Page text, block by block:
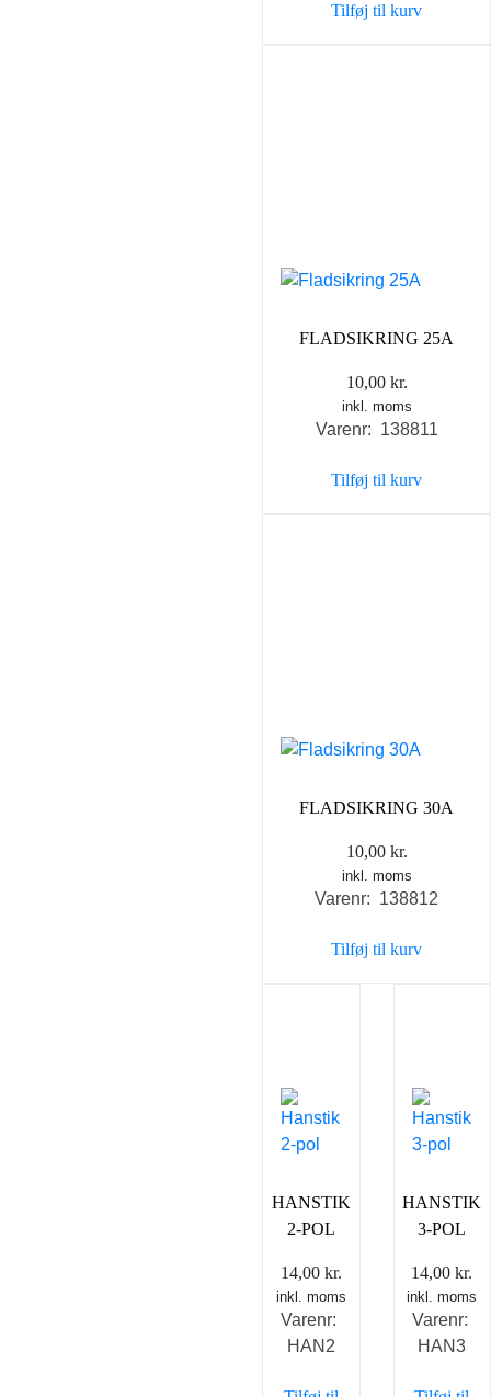
Tilføj til kurv
FLADSIKRING 25A
10,00 kr.
inkl. moms
Varenr: 138811
Tilføj til kurv
FLADSIKRING 30A
10,00 kr.
inkl. moms
Varenr: 138812
Tilføj til kurv
HANSTIK
2-POL
14,00 kr.
inkl. moms
Varenr:
HAN2
HANSTIK
3-POL
14,00kr.
inkl. moms
Varenr:
HAN3